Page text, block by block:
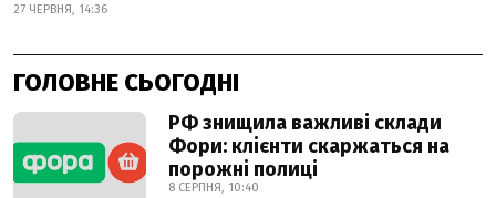
27 ЧЕРВНЯ, 14:36
ГОЛОВНЕ СЬОГОДНІ
РФ знищила важливі склади
Фори: клієнти скаржаться на
порожні полиці
8 СЕРПНЯ, 10:40